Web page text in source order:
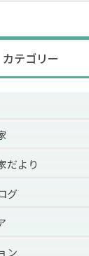
カテゴリー
だより
グ
ン